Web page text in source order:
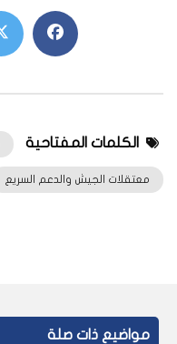
الكلمات المفتاحية
معتقلات الجيش والدعم السريع
مواضيع ذات صلة